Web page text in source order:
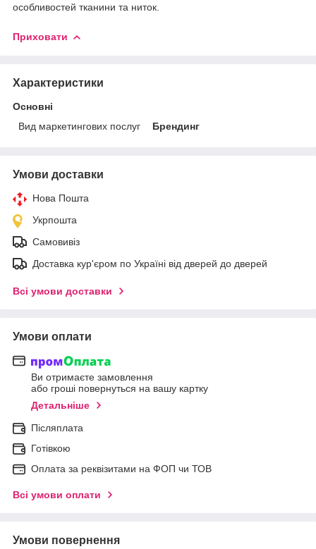
особливостей тканини та ниток.
Приховати
Характеристики
Основні
Вид маркетингових послуг
Брендинг
Умови доставки
Нова Пошта
Укрпошта
Самовивіз
Доставка кур'єром по Україні від дверей до дверей
Всі умови доставки
Умови оплати
Ви отримаєте замовлення
або гроші повернуться на вашу картку
Детальніше
Післяплата
Готівкою
Оплата за реквізитами на ФОП чи ТОВ
Всі умови оплати
Умови повернення